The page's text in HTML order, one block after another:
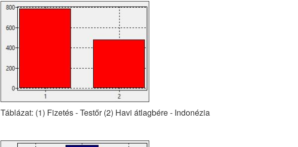
Táblázat: (1) Fizetés - Testőr (2) Havi átlagbére - Indonézia